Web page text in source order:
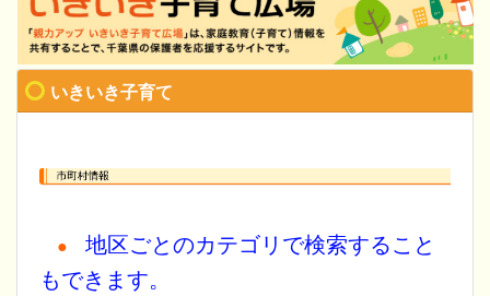
いきいき子育て
● 地区ごとのカテゴリで検索すること
もできます。